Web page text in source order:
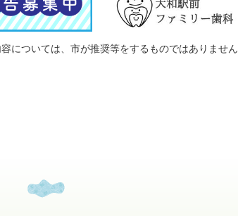
については、市が推奨等をするものではありません